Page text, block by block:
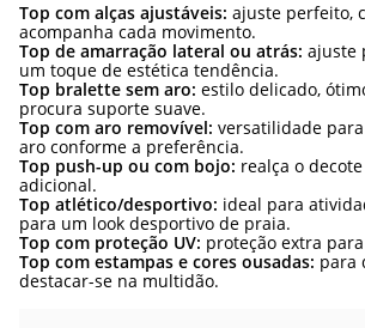
Top com alças ajustáveis: ajuste perfeito,
acompanha cada movimento.
Top de amarração lateral ou atrás: ajuste
um toque de estética tendência.
Top bralette sem aro: estilo delicado,
procura suporte suave.
Top com aro removível: versatilidade
aro conforme a preferência.
Top push-up ou com bojo: realça o
adicional.
Top atlético/desportivo: ideal para
para um look desportivo de praia.
Top com proteção UV: proteção extra
Top com estampas e cores ousadas: para
destacar-se na multidão.